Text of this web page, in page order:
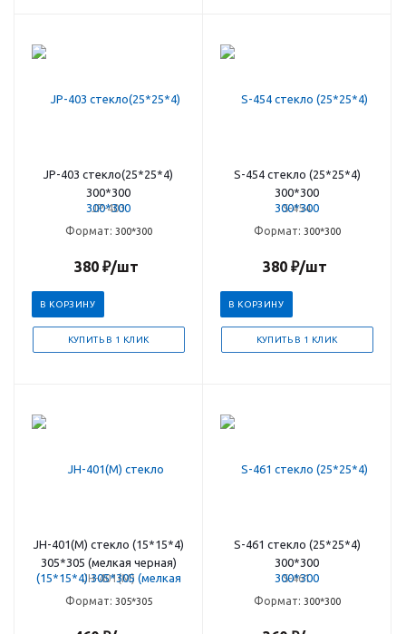
JP-403 стекло(25*25*4)
300*300
JP-403
Формат: 300*300
380 ₽/шт
В КОРЗИНУ
КУПИТЬ В 1 КЛИК
S-454 стекло (25*25*4)
300*300
S-454
Формат: 300*300
380 ₽/шт
В КОРЗИНУ
КУПИТЬ В 1 КЛИК
JH-401(М) стекло (15*15*4)
305*305 (мелкая черная)
JH-401(М)
Формат: 305*305
S-461 стекло (25*25*4)
300*300
S-461
Формат: 300*300